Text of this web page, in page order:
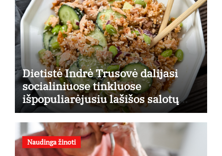
Dietistė Indrė Trusovė dalijasi
socialiniuose tinkluose
išpopuliarėjusiu lašišos salotų
receptu
Naudinga žinoti